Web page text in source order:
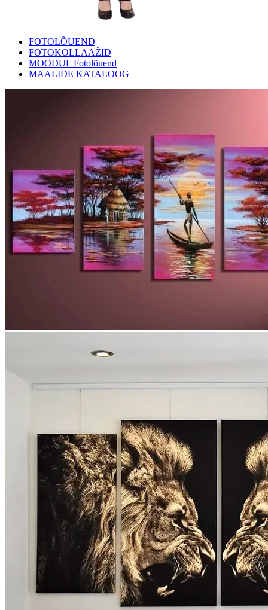
FOTOLÕUEND
FOTOKOLLAAŽID
MOODUL Fotolõuend
MAALIDE KATALOOG